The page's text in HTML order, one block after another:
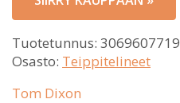
Tuotetunnus: 3069607719
Osasto: Teippitelineet
Tom Dixon